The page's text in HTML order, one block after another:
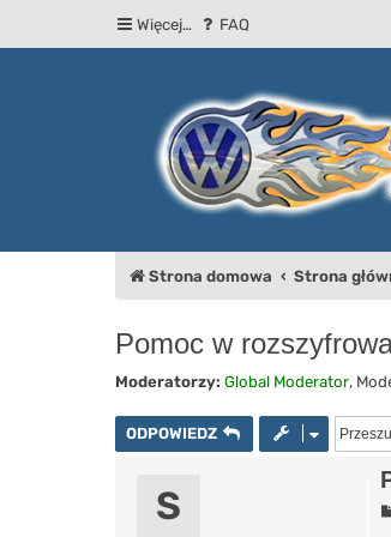
Więcej… FAQ
Strona domowa Strona
Pomoc w
Moderatorzy: Global Moderator,
ODPOWIEDZ
S